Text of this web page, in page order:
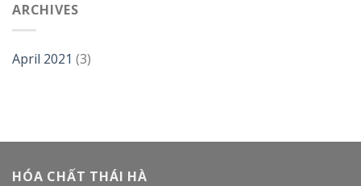
ARCHIVES
April 2021 (3)
HÓA CHẤT THÁI HÀ